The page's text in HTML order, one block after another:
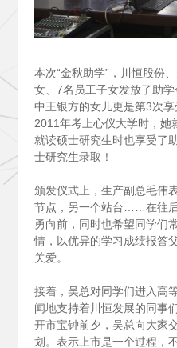
本次“金秋助学”，川恒股份
女、7名员工子女发放了助
中王银方的女儿更是第3次
2011年考上心仪大学时，她
就读硕士研究生时也享受了
士研究生录取！
颁发仪式上，生产副总毛伟
节点，另一个站台……在往
勇向前，同时也希望同学们
情，以优异的学习成绩报答
关爱。
接着，吴总对同学们进入高
闻地支持着川恒发展的同事
开市宝钟前夕，吴总向大家
划。表示上市是一个过程，